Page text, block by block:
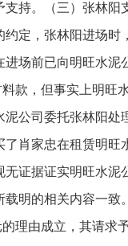
持。（三）张林阳
定，张林阳进场时
场前已向明旺水泥
款，但事实上明旺
公司委托张林阳处
了肖家忠在租赁明旺
无证据证实明旺水泥
明的相关内容一致
理由成立，其请求